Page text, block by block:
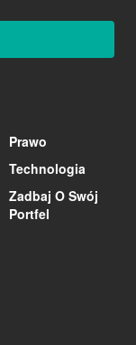
Prawo
Technologia
Zadbaj O Swój
Portfel